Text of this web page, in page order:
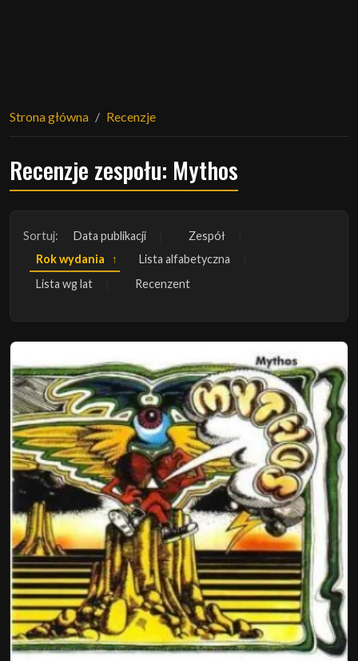
Strona główna Recenzje
Recenzje zespołu: Mythos
Sortuj: Data publikacji
Zespół
Rok wydania
Lista alfabetyczna
Lista wg lat
Recenzent